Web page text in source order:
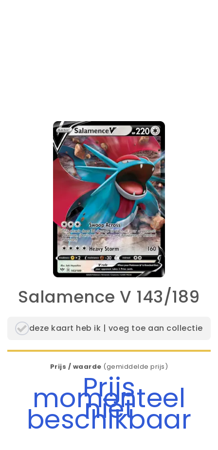
Salamence V 143/189
deze kaart heb ik | voeg toe aan collectie
Prijs / waarde (gemiddelde prijs)
Prijs
momenteel
niet
beschikbaar